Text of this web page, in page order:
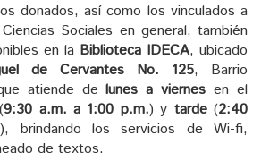
donados, así como los vinculados a
Sociales en general, también
en la Biblioteca IDECA, ubicado
de Cervantes No. 125, Barrio
atiende delunes a viernes en el
9:30 a.m. a 1:00 p.m.) y tarde(2:40
), brindando los servicios de Wi-fi,
de textos.